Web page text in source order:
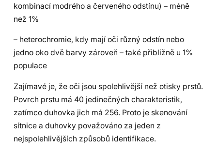
kombinací modrého a červeného odstínu) – méně
než 1%
– heterochromie, kdy mají oči různý odstín nebo
jedno oko dvě barvy zároveň – také přibližně u 1%
populace
Zajímavé je, že oči jsou spolehlivější než otisky prstů.
Povrch prstu má 40 jedinečných charakteristik,
zatímco duhovka jich má 256. Proto je skenování
sítnice a duhovky považováno za jeden z
nejspolehlivějších způsobů identifikace.